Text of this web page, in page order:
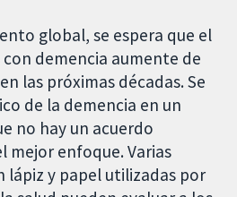
global, se espera que el
demencia aumente de
las próximas décadas. Se
de la demencia en un
no hay un acuerdo
mejor enfoque. Varias
lápiz y papel utilizadas por